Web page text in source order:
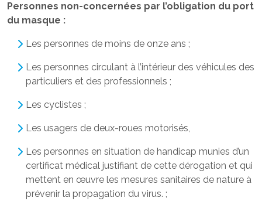
Personnes non-concernées par l’obligation du port
du masque :
Les personnes de moins de onze ans ;
Les personnes circulant à l’intérieur des véhicules des
particuliers et des professionnels ;
Les cyclistes ;
Les usagers de deux-roues motorisés,
Les personnes en situation de handicap munies d’un
certificat médical justifiant de cette dérogation et qui
mettent en œuvre les mesures sanitaires de nature à
prévenir la propagation du virus. ;